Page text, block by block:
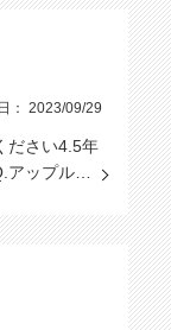
： 2023/09/29
ださい4.5年
アップル…